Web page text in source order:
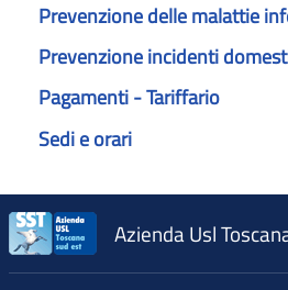
Prevenzione delle malattie
Prevenzione incidenti
Pagamenti - Tariffario
Sedi e orari
Azienda Usl